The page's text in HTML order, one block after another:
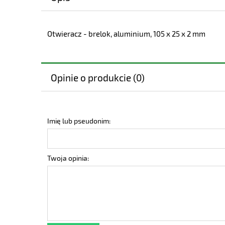
Otwieracz - brelok, aluminium, 105 x 25 x 2 mm
Opinie o produkcie (0)
Imię lub pseudonim:
Twoja opinia: